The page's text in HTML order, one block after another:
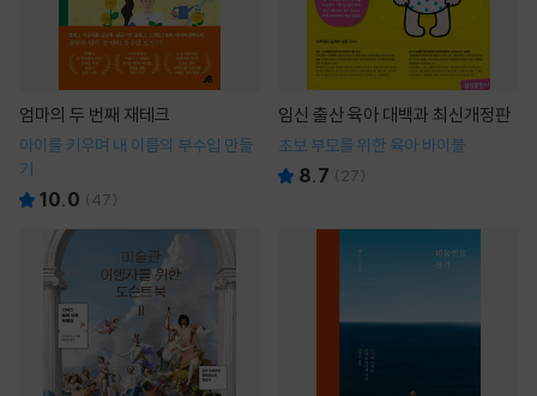
엄마의 두 번째 재테크
아이를 키우며 내 이름의 부수입 만들
기
10.0 (47)
임신 출산 육아 대백과 최신개정판
초보 부모를 위한 육아 바이블
8.7 ( 27)